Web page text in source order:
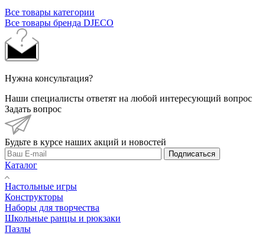
Все товары категории
Все товары бренда DJECO
Нужна консультация?
Наши специалисты ответят на любой интересующий вопрос
Задать вопрос
Будьте в курсе наших акций и новостей
Подписаться
Каталог
Настольные игры
Конструкторы
Наборы для творчества
Школьные ранцы и рюкзаки
Пазлы